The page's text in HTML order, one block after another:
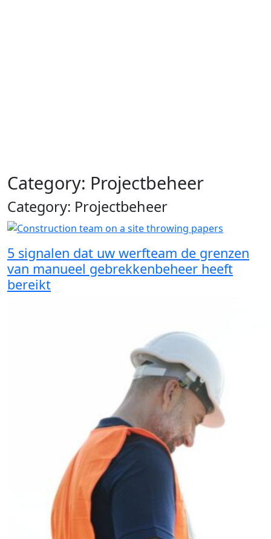
Category: Projectbeheer
Category: Projectbeheer
5 signalen dat uw werfteam de grenzen
van manueel gebrekkenbeheer heeft
bereikt